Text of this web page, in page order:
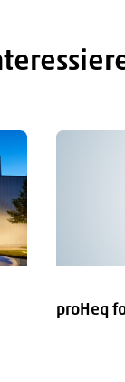
proHeq